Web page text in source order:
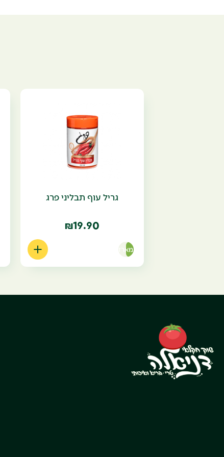
גריל עוף תבליני פרג
₪19.90
מארז